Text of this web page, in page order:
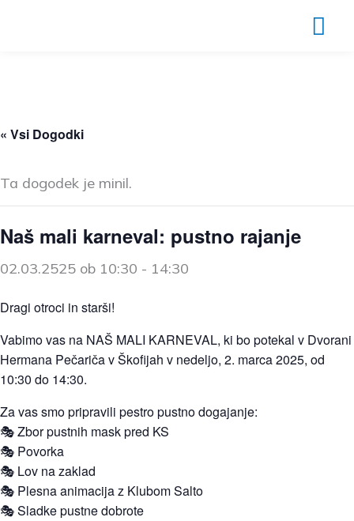
content
« Vsi Dogodki
Ta dogodek je minil.
Naš mali karneval: pustno rajanje
02.03.2525 ob 10:30 - 14:30
Dragi otroci in starši!
Vabimo vas na NAŠ MALI KARNEVAL, ki bo potekal v Dvorani
Hermana Pečariča v Škofijah v nedeljo, 2. marca 2025, od
10:30 do 14:30.
Za vas smo pripravili pestro pustno dogajanje:
🎭 Zbor pustnih mask pred KS
🎭 Povorka
🎭 Lov na zaklad
🎭 Plesna animacija z Klubom Salto
🎭 Sladke pustne dobrote